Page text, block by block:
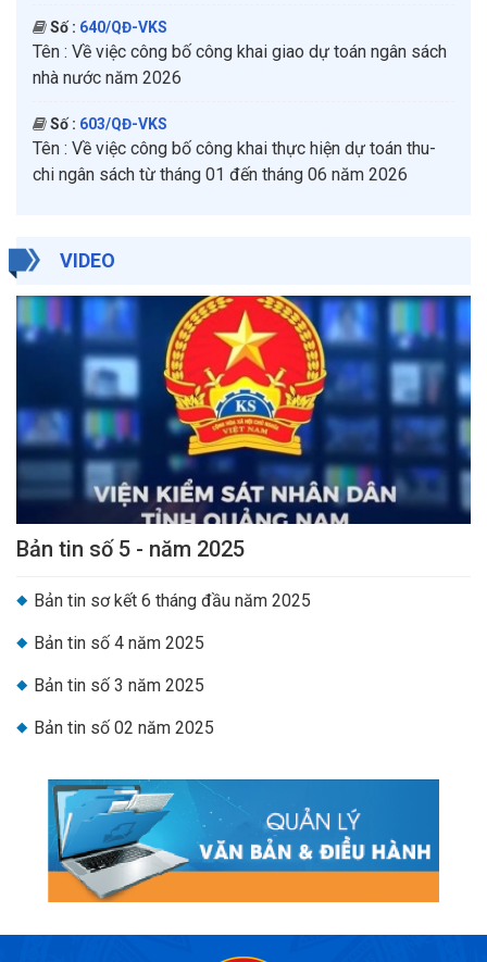
Số : 640/QĐ-VKS
Tên : Về việc công bố công khai giao dự toán ngân sách
nhà nước năm 2026
Số : 603/QĐ-VKS
Tên : Về việc công bố công khai thực hiện dự toán thu-
chi ngân sách từ tháng 01 đến tháng 06 năm 2026
VIDEO
Bản tin số 5 - năm 2025
Bản tin sơ kết 6 tháng đầu năm 2025
Bản tin số 4 năm 2025
Bản tin số 3 năm 2025
Bản tin số 02 năm 2025